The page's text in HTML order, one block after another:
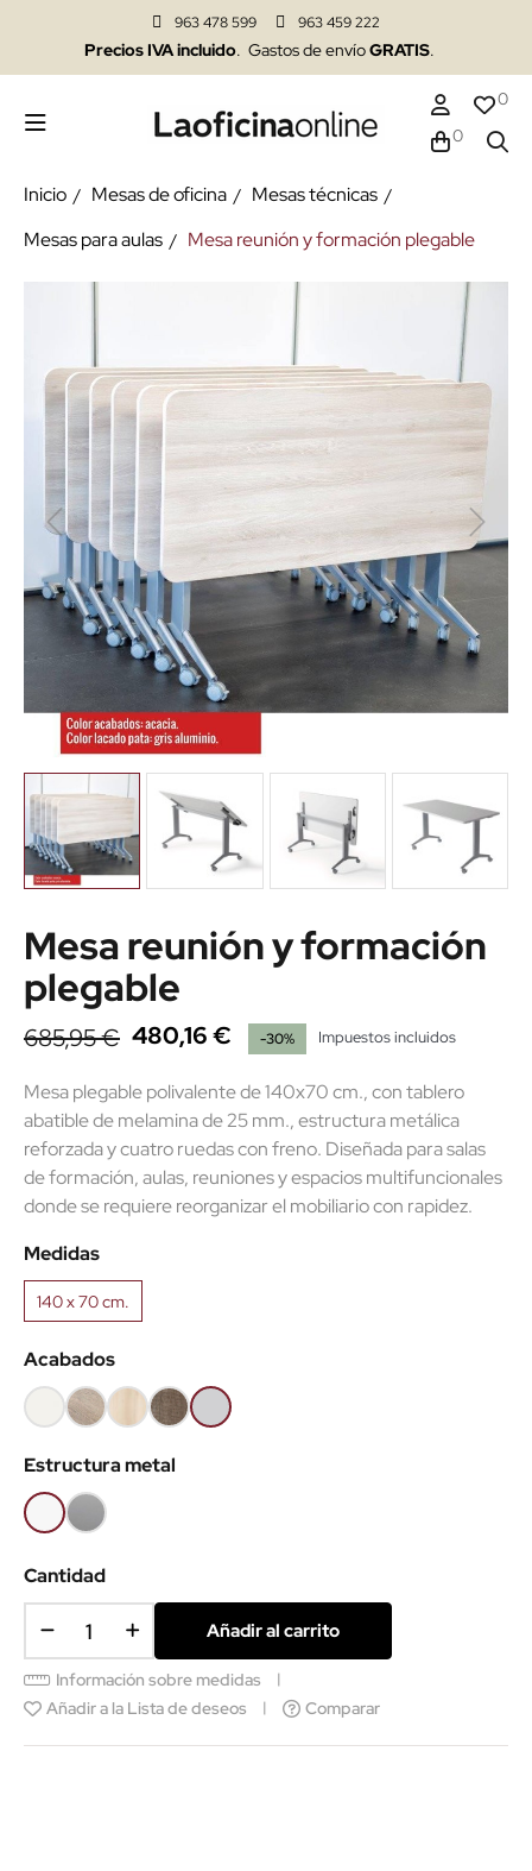
963 478 599 963 459 222
Precios IVA incluido. Gastos de envíoGRATIS.
0
0
Inicio Mesas de oficina
Mesas técnicas
Mesas para aulas
Mesa reunión y formación plegable
Mesa reunión y formación
plegable
685,95 € 480,16 € -30% Impuestos incluidos
Mesa plegable polivalente de 140x70 cm., con tablero
abatible de melamina de 25 mm., estructura metálica
reforzada y cuatro ruedas con freno. Diseñada para salas
de formación, aulas, reuniones y espacios multifuncionales
donde se requiere reorganizar el mobiliario con rapidez.
Medidas
140 x 70 cm.
Acabados
BlancoOlmo
claro
AcaciaNebraska
Gris
claro
Estructura metal
BlancoGris
aluminio
Cantidad
Añadir al carrito
Información sobre medidas
Añadir a la Lista de deseos
Comparar